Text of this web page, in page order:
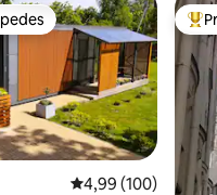
dos hóspedes
4,99 de uma
4,99 (100)